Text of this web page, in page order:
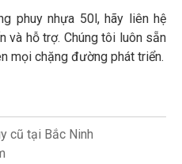
phuy nhựa 50l, hãy liên hệ
và hỗ trợ. Chúng tôi luôn sẵn
mọi chặng đường phát triển.
cũ tại Bắc Ninh